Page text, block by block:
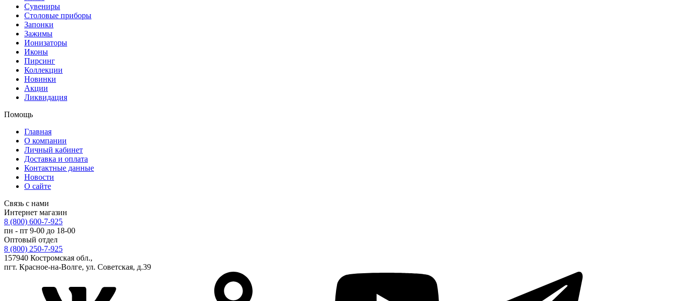
Сувениры
Столовые приборы
Запонки
Зажимы
Ионизаторы
Иконы
Пирсинг
Коллекции
Новинки
Акции
Ликвидация
Помощь
Главная
О компании
Личный кабинет
Доставка и оплата
Контактные данные
Новости
О сайте
Связь с нами
Интернет магазин
8 (800) 600-7-925
пн - пт 9-00 до 18-00
Оптовый отдел
8 (800) 250-7-925
157940 Костромская обл.,
пгт. Красное-на-Волге, ул. Советская, д.39